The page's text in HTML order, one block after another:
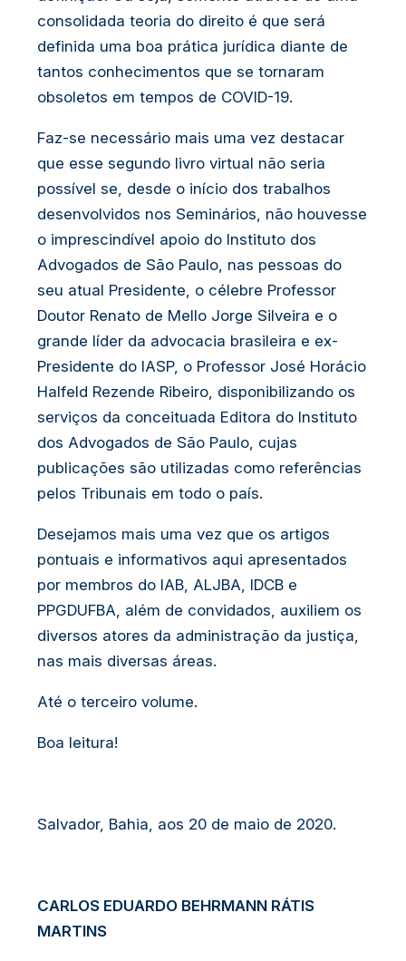
consolidada teoria do direito é que será
definida uma boa prática jurídica diante de
tantos conhecimentos que se tornaram
obsoletos em tempos de COVID-19.
Faz-se necessário mais uma vez destacar
que esse segundo livro virtual não seria
possível se, desde o início dos trabalhos
desenvolvidos nos Seminários, não houvesse
o imprescindível apoio do Instituto dos
Advogados de São Paulo, nas pessoas do
seu atual Presidente, o célebre Professor
Doutor Renato de Mello Jorge Silveira e o
grande líder da advocacia brasileira e ex-
Presidente do IASP, o Professor José Horácio
Halfeld Rezende Ribeiro, disponibilizando os
serviços da conceituada Editora do Instituto
dos Advogados de São Paulo, cujas
publicações são utilizadas como referências
pelos Tribunais em todo o país.
Desejamos mais uma vez que os artigos
pontuais e informativos aqui apresentados
por membros do IAB, ALJBA, IDCB e
PPGDUFBA, além de convidados, auxiliem os
diversos atores da administração da justiça,
nas mais diversas áreas.
Até o terceiro volume.
Boa leitura!
Salvador, Bahia, aos 20 de maio de 2020.
CARLOS EDUARDO BEHRMANN RÁTIS
MARTINS